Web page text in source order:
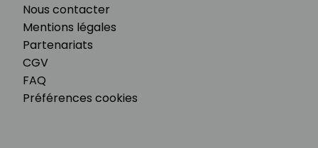
Nous contacter
Mentions légales
Partenariats
CGV
FAQ
Préférences cookies